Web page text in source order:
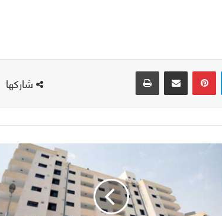
شاركها
لينكدإن بينتيريست مشاركة عبر البريد طباعة